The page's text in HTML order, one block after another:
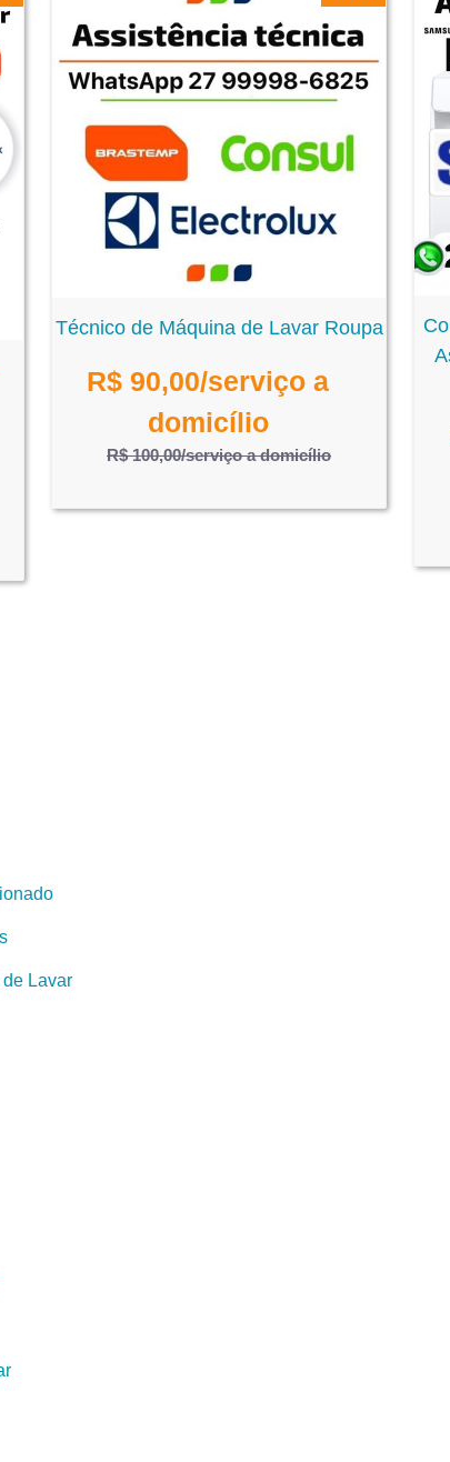
Técnico de Máquina de Lavar Roupa
R$ 90,00/serviço a
domicílio
R$ 100,00/serviço a domicílio
Lavar